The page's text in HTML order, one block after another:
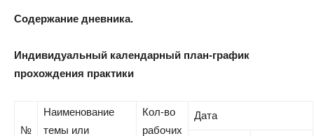
Содержание дневника.
Индивидуальный календарный план-график
прохождения практики
№
Наименование
темы или
Кол-во
рабочих
Дата